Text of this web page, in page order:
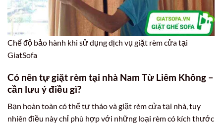
Chế độ bảo hành khi sử dụng dịch vụ giặt rèm cửa tại
GiatSofa
Có nên tự giặt rèm tại nhà Nam Từ Liêm Không –
cần lưu ý điều gì?
Bạn hoàn toàn có thể tự tháo và giặt rèm cửa tại nhà, tuy
nhiên điều này chỉ phù hợp với những loại rèm có kích thước